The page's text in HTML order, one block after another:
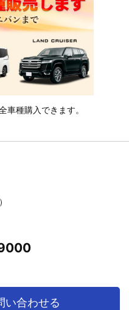
車種購入できます。
い合わせる